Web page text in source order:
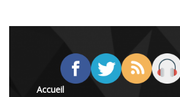
Accueil